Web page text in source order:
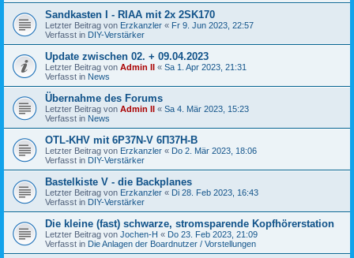
Sandkasten I - RIAA mit 2x 2SK170
Letzter Beitrag von Erzkanzler « Fr 9. Jun 2023, 22:57
Verfasst in DIY-Verstärker
Update zwischen 02. + 09.04.2023
Letzter Beitrag von Admin II « Sa 1. Apr 2023, 21:31
Verfasst in News
Übernahme des Forums
Letzter Beitrag von Admin II « Sa 4. Mär 2023, 15:23
Verfasst in News
OTL-KHV mit 6P37N-V 6П37Н-В
Letzter Beitrag von Erzkanzler « Do 2. Mär 2023, 18:06
Verfasst in DIY-Verstärker
Bastelkiste V - die Backplanes
Letzter Beitrag von Erzkanzler « Di 28. Feb 2023, 16:43
Verfasst in DIY-Verstärker
Die kleine (fast) schwarze, stromsparende Kopfhörerstation
Letzter Beitrag von Jochen-H « Do 23. Feb 2023, 21:09
Verfasst in Die Anlagen der Boardnutzer / Vorstellungen